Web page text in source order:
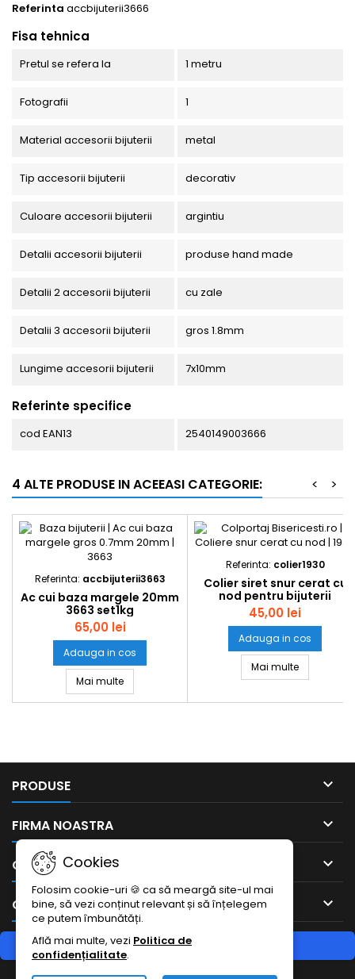
Referinta accbijuterii3666
Fisa tehnica
Pretul se refera la 1 metru
Fotografii 1
Material accesorii bijuterii metal
Tip accesorii bijuterii decorativ
Culoare accesorii bijuterii argintiu
Detalii accesorii bijuterii produse hand made
Detalii 2 accesorii bijuterii cu zale
Detalii 3 accesorii bijuterii gros 1.8mm
Lungime accesorii bijuterii 7x10mm
Referinte specifice
cod EAN13 2540149003666
4 ALTE PRODUSE IN ACEEASI CATEGORIE: >
<
Referinta: accbijuterii3663
Ac cui baza margele 20mm
3663 set1kg
65,00 lei
Adauga in cos
Mai multeAc cui baza margele 20mm 3663 set1kg
Referinta: colier1930
Colier siret snur cerat cu
nod pentru bijuterii
fantezie 1930 set100buc
45,00 lei
Adauga in cos
Mai multeColier siret
PRODUSE 
FIRMA NOASTRA 
CONTUL DUMNEAVOASTRA 
CONTACTEAZA-NE 
Cookies
Folosim cookie-uri 🍪 ca să meargă site-ul mai
bine, să vezi conținut relevant și să înțelegem
ce putem îmbunătăți.
Află mai multe, vezi Politica de
confidențialitate.
RETRAGERE DIN CONTRACT
Urmărește starea retragerii